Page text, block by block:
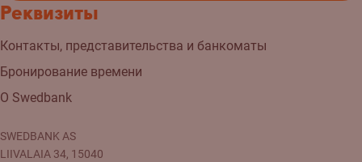
Реквизиты
Контакты, представительства и банкоматы
Бронирование времени
О Swedbank
SWEDBANK AS
LIIVALAIA 34, 15040